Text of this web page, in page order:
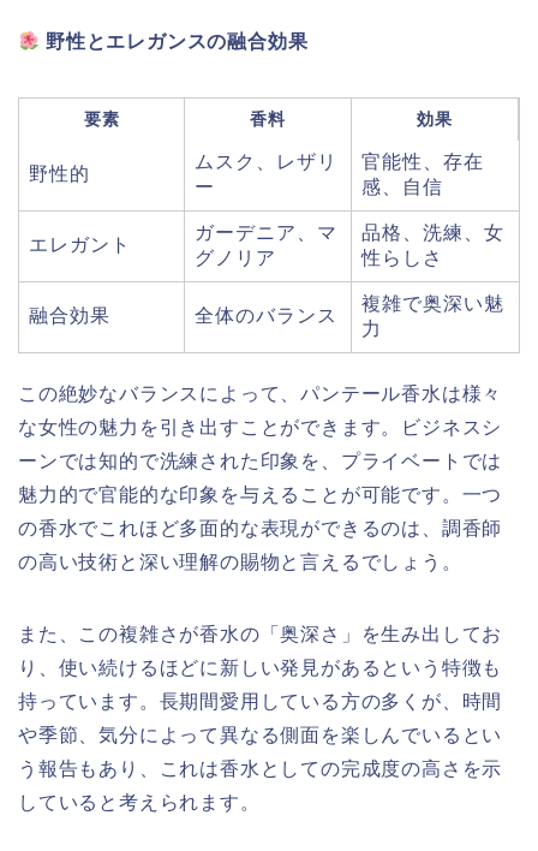
野性とエレガンスの融合効果
要素 香料 効果
野性的
ムスク、レザリ
ー
官能性、存在
感、自信
エレガント
ガーデニア、マ
グノリア
品格、洗練、女
性らしさ
融合効果 全体のバランス
複雑で奥深い魅
力
この絶妙なバランスによって、パンテール香水は様々
な女性の魅力を引き出すことができます。ビジネスシ
ーンでは知的で洗練された印象を、プライベートでは
魅力的で官能的な印象を与えることが可能です。一つ
の香水でこれほど多面的な表現ができるのは、調香師
の高い技術と深い理解の賜物と言えるでしょう。
また、この複雑さが香水の「奥深さ」を生み出してお
り、使い続けるほどに新しい発見があるという特徴も
持っています。長期間愛用している方の多くが、時間
や季節、気分によって異なる側面を楽しんでいるとい
う報告もあり、これは香水としての完成度の高さを示
していると考えられます。